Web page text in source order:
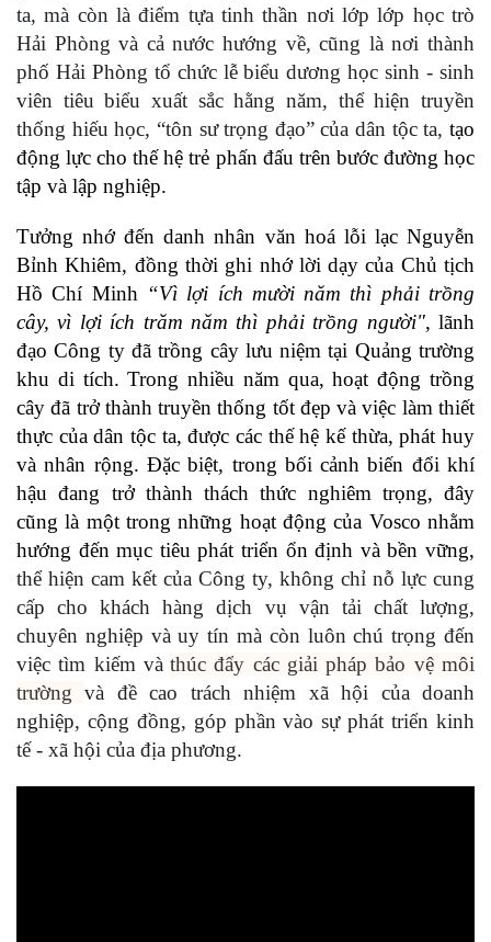
ta, mà còn là điểm tựa tinh thần nơi lớp lớp học trò
Hải Phòng và cả nước hướng về, cũng lànơi thành
phố Hải Phòng tổ chức lễ biểu dương học sinh - sinh
viên tiêu biểu xuất sắc hằng năm, thể hiện truyền
thống hiếu học, “tôn sư trọng đạo” của dân tộc ta, tạo
động lực cho thế hệ trẻ phấn đấu trên bước đường học
tập và lập nghiệp.
Tưởng nhớ đến danh nhân văn hoá lỗi lạc Nguyễn
Bỉnh Khiêm, đồng thời ghi nhớ lời dạy của Chủ tịch
Hồ Chí Minh “Vì lợi ích mười năm thì phải trồng
cây, vì lợi ích trăm năm thì phải trồng người", lãnh
đạo Công ty đã trồng cây lưu niệm tại Quảng trường
khu di tích. Trong nhiều năm qua, hoạt động trồng
cây đã trở thành truyền thống tốt đẹp và việc làm thiết
thực của dân tộc ta, được các thế hệ kế thừa, phát huy
và nhân rộng. Đặc biệt, trong bối cảnh biến đổi khí
hậu đang trở thành thách thức nghiêm trọng, đây
cũng là một trong những hoạt động của Vosco nhằm
hướng đến mục tiêu phát triển ổn định và bền vững,
thể hiện cam kết của Công ty, không chỉ nỗ lực cung
cấp cho khách hàng dịch vụ vận tải chất lượng,
chuyên nghiệp và uy tín mà còn luôn chú trọng đến
việc tìm kiếm và thúc đẩy các giải pháp bảo vệ môi
trườngvà đề cao trách nhiệm xã hội của doanh
nghiệp, cộng đồng, góp phần vào sự phát triển kinh
tế - xã hội của địa phương.